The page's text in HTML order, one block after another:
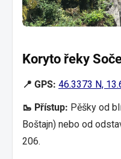
Koryto řeky
📍 GPS: 46.3373 N,
🥾 Přístup: Pěšky od
Boštajn) nebo od
206.